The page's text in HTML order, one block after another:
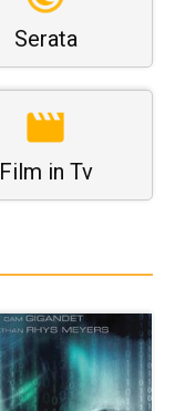
Serata
Film in Tv